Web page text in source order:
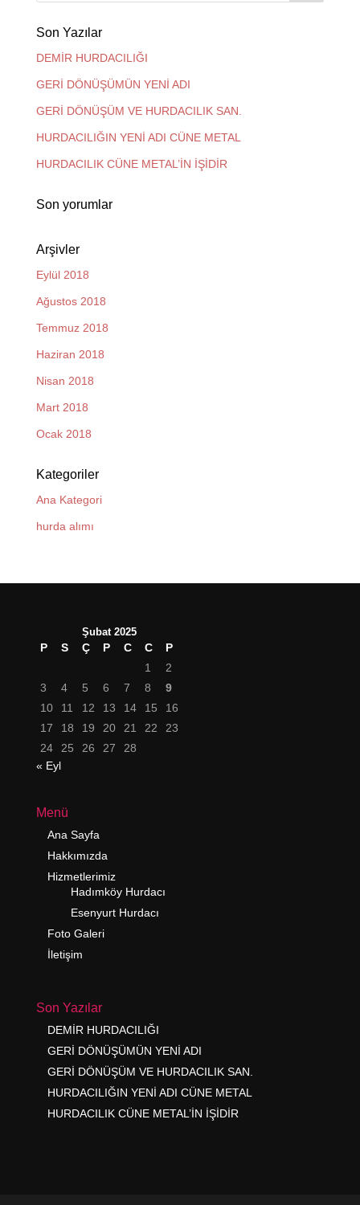
Son Yazılar
DEMİR HURDACILIĞI
GERİ DÖNÜŞÜMÜN YENİ ADI
GERİ DÖNÜŞÜM VE HURDACILIK SAN.
HURDACILIĞIN YENİ ADI CÜNE METAL
HURDACILIK CÜNE METAL’İN İŞİDİR
Son yorumlar
Arşivler
Eylül 2018
Ağustos 2018
Temmuz 2018
Haziran 2018
Nisan 2018
Mart 2018
Ocak 2018
Kategoriler
Ana Kategori
hurda alımı
Şubat 2025
P S Ç P C C
P
1
2
3
4 5 6 7 8
9
10
11 12 13 14 15
16
17
18 19 20 21 22
23
24
25 26 27
28
« Eyl
Menü
Ana Sayfa
Hakkımızda
Hizmetlerimiz
Hadımköy Hurdacı
Esenyurt Hurdacı
Foto Galeri
İletişim
Son Yazılar
DEMİR HURDACILIĞI
GERİ DÖNÜŞÜMÜN YENİ ADI
GERİ DÖNÜŞÜM VE HURDACILIK SAN.
HURDACILIĞIN YENİ ADI CÜNE METAL
HURDACILIK CÜNE METAL’İN İŞİDİR